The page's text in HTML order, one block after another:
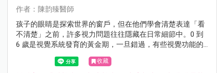
作者：陳韵臻醫師
孩子的眼睛是探索世界的窗戶，但在他們學會清楚表達「看
不清楚」之前，許多視力問題往往隱藏在日常細節中。0 到
6 歲是視覺系統發育的黃金期，一旦錯過，有些視覺功能的
損傷將是不可逆的。5 大實用的診前準備建議，讓第一次眼
科檢查不再是孩子的恐懼，而是守護健康的第一步。
收藏